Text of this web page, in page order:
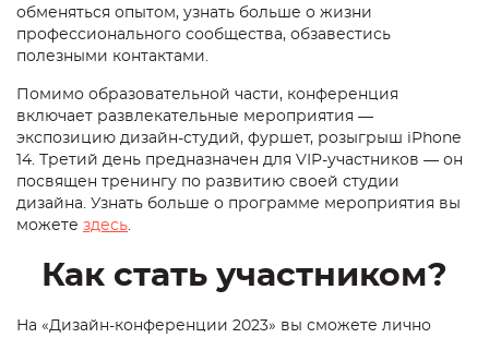
обменяться опытом, узнать больше о жизни
профессионального сообщества, обзавестись
полезными контактами.
Помимо образовательной части, конференция
включает развлекательные мероприятия —
экспозицию дизайн-студий, фуршет, розыгрыш iPhone
14. Третий день предназначен для VIP-участников — он
посвящен тренингу по развитию своей студии
дизайна. Узнать больше о программе мероприятия вы
можете здесь.
Как стать участником?
На «Дизайн-конференции 2023» вы сможете лично